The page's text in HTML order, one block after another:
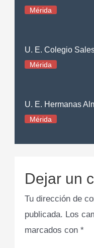
Mérida
U. E. Colegio
Mérida
U. E. Hermanas
Mérida
Dejar un
Tu dirección de
publicada. Los
marcados con*